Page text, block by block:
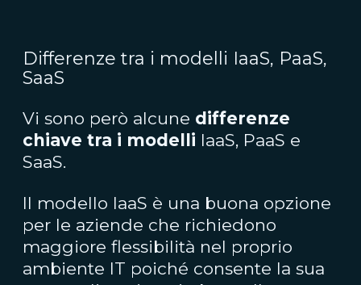
Differenze tra i modelli IaaS, PaaS,
SaaS
Vi sono però alcune differenze
chiave tra i modelli IaaS, PaaS e
SaaS.
Il modello IaaS è una buona opzione
per le aziende che richiedono
maggiore flessibilità nel proprio
ambiente IT poiché consente la sua